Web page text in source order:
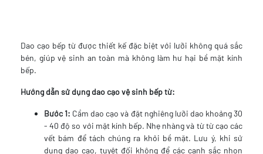
Dao cạo bếp từ được thiết kế đặc biệt với lưỡi không quá sắc
bén, giúp vệ sinh an toàn mà không làm hư hại bề mặt kính
bếp.
Hướng dẫn sử dụng dao cạo vệ sinh bếp từ:
Bước 1: Cầm dao cạo và đặt nghiêng lưỡi dao khoảng 30
- 40 độ so với mặt kính bếp. Nhẹ nhàng và từ từ cạo các
vết bám để tách chúng ra khỏi bề mặt. Lưu ý, khi sử
dụng dao cạo, tuyệt đối không để các cạnh sắc nhọn